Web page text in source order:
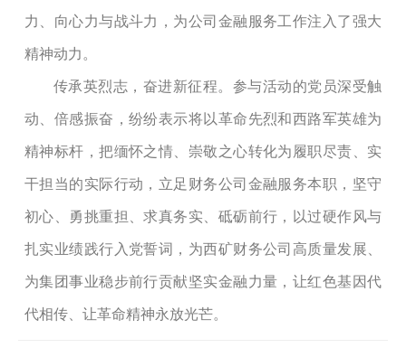
力、向心力与战斗力，为公司金融服务工作注入了强大
精神动力。
传承英烈志，奋进新征程。参与活动的党员深受触
动、倍感振奋，纷纷表示将以革命先烈和西路军英雄为
精神标杆，把缅怀之情、崇敬之心转化为履职尽责、实
干担当的实际行动，立足财务公司金融服务本职，坚守
初心、勇挑重担、求真务实、砥砺前行，以过硬作风与
扎实业绩践行 入党誓词 ，为西矿财务公司高质量发展、
为集团事业稳步前行贡献坚实金融力量，让红色基因代
代相传、让革命精神永放光芒。